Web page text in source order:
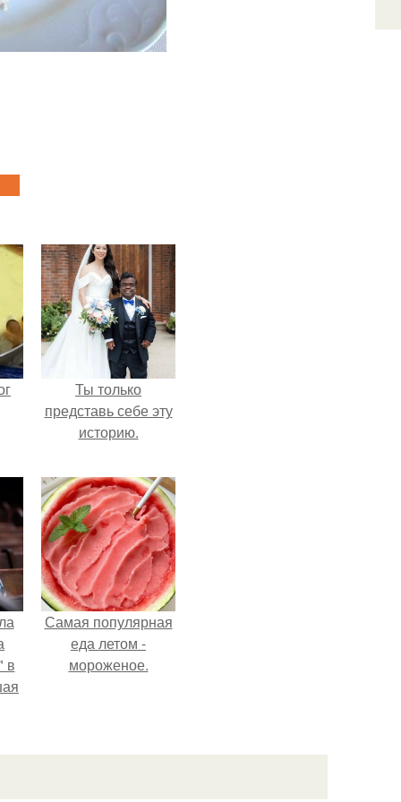
Ты только
представь себе эту
историю.
в
Самая популярная
еда летом -
мороженое.